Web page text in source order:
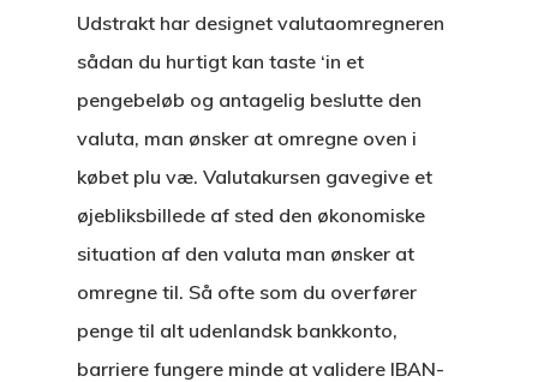
Udstrakt har designet valutaomregneren
sådan du hurtigt kan taste ‘in et
pengebeløb og antagelig beslutte den
valuta, man ønsker at omregne oven i
købet plu væ. Valutakursen gavegive et
øjebliksbillede af sted den økonomiske
situation af den valuta man ønsker at
omregne til. Så ofte som du overfører
penge til alt udenlandsk bankkonto,
barriere fungere minde at validere IBAN-